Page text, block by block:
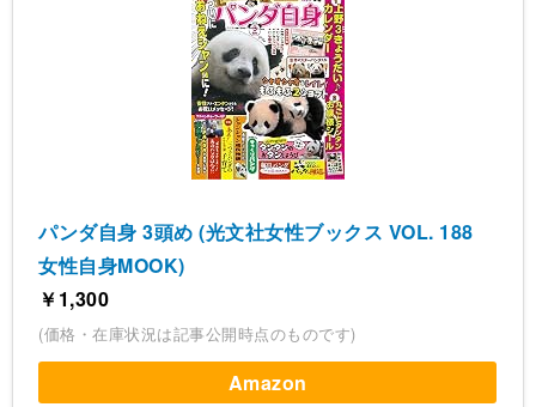
パンダ自身 3頭め (光文社女性ブックス VOL. 188
女性自身MOOK)
￥1,300
(価格・在庫状況は記事公開時点のものです)
Amazon